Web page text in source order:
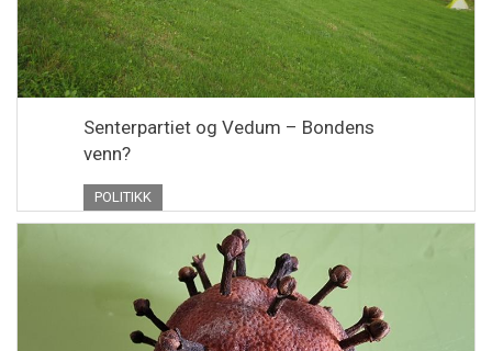
Senterpartiet og Vedum – Bondens
venn?
POLITIKK